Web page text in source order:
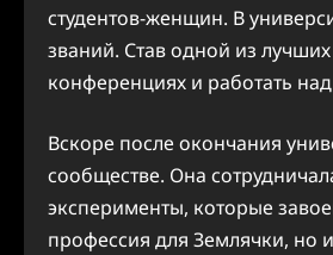
студентов-женщин. В
званий. Став одной из лучших
конференциях и работать
Вскоре после окончания
сообществе. Она
эксперименты, которые
профессия для Землячки, но